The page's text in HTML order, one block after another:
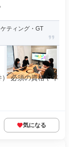
ティング・GT
必須の資格や年
気になる